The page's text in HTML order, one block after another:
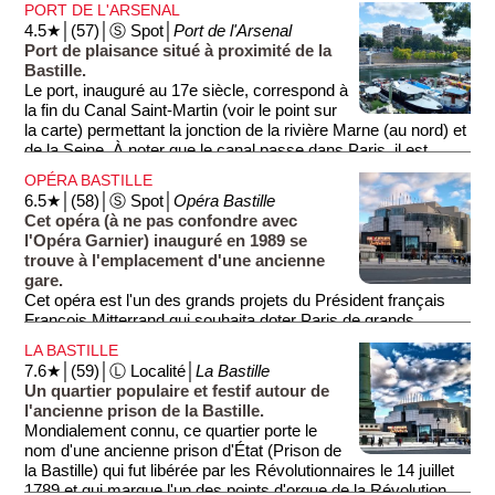
PORT DE L'ARSENAL
4.5★│(57)│Ⓢ Spot│Port de l'Arsenal
Port de plaisance situé à proximité de la
Bastille.
Le port, inauguré au 17e siècle, correspond à
la fin du Canal Saint-Martin (voir le point sur
la carte) permettant la jonction de la rivière Marne (au nord) et
de la Seine. À noter que le canal passe dans Paris, il est
couvert sur sa partie sud et découvert sur sa partie nord.
OPÉRA BASTILLE
6.5★│(58)│Ⓢ Spot│Opéra Bastille
Cet opéra (à ne pas confondre avec
l'Opéra Garnier) inauguré en 1989 se
trouve à l'emplacement d'une ancienne
gare.
Cet opéra est l'un des grands projets du Président français
François Mitterrand qui souhaita doter Paris de grands
édifices modernes, tels que la Pyramide du Louvre, la Grande
Arche de la Défense, la Grande Bibliothèque...
Si vous n'assistez pas à une pièce, sachez qu'il est possible
de visiter l'édifice. L'opéra, qui peut accueillir 2·700
spectateurs, est réputé dans le monde entier pour sa
machinerie grandiose: scènes immenses permettant des
décors en volume (contrastant avec les toiles peintes de
LA BASTILLE
7.6★│(59)│Ⓛ Localité│La Bastille
Un quartier populaire et festif autour de
l'ancienne prison de la Bastille.
Mondialement connu, ce quartier porte le
nom d'une ancienne prison d'État (Prison de
la Bastille) qui fut libérée par les Révolutionnaires le 14 juillet
1789 et qui marque l'un des points d'orgue de la Révolution